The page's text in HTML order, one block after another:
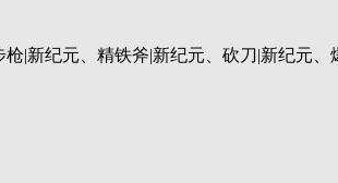
|新纪元、精铁斧|新纪元、砍刀|新纪元